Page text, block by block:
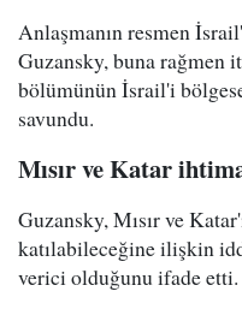
Anlaşmanın resmen
Guzansky, buna
bölümünün İsrail'i
savundu.
Mısır ve Katar
Guzansky, Mısır ve
katılabileceğine ilişkin
verici olduğunu ifade etti.